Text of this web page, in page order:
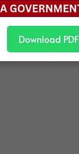
Download PDF